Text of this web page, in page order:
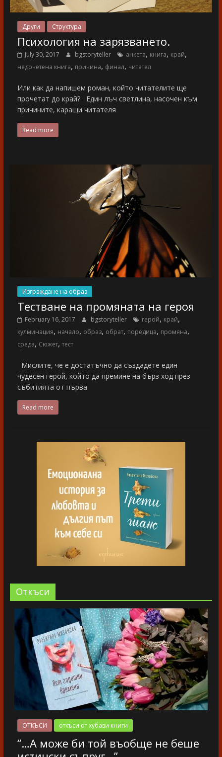
Други Структура
Психология на зарязването.
July 30, 2017 bgstoryteller анкета, книга, край,
недочетена книга, причина, финал, читател
Или как да напишем роман, който читателите ще
прочетат до край? Един лъч светлина, насочен към
причините, каращи читателя
Read more
Изграждане на образ
Тестване на промяната на героя
February 16, 2017 bgstoryteller герой, край,
кулминация, начало, образ, обрат, поредица, промяна,
среда, Сюжет, тест
Мислите, че е достатъчно да създадете един
чудесен герой, който да премине на бърз ход през
събитията от първа
Read more
Oткъси
ОТКЪСИ откъси от хубави книги
“…А може би той въобще не беше